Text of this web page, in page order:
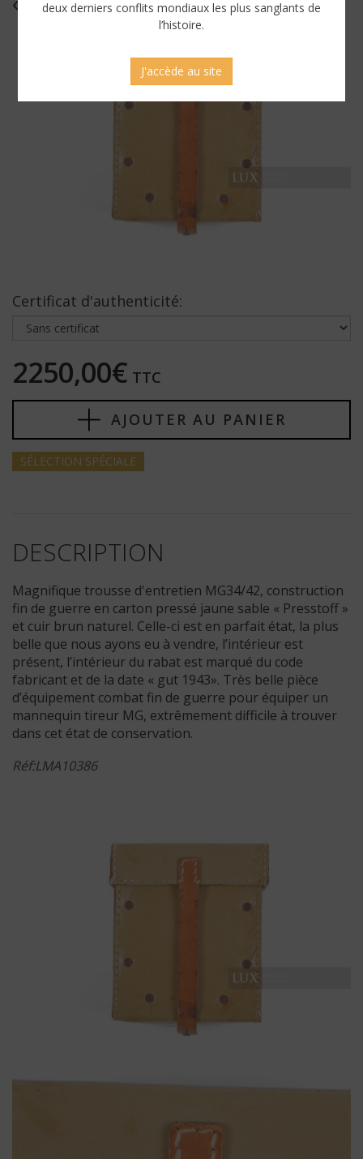
Certificat d'authenticité:
2250,00€ TTC
AJOUTER AU PANIER
SÉLECTION SPÉCIALE
DESCRIPTION
Magnifique trousse d'entretien MG34/42, construction
fin de guerre en carton pressé jaune sable « Presstoff »
et cuir brun naturel. Celle-ci est en parfait état, la plus
belle que nous ayons eu à vendre, l’intérieur est
présent, l’intérieur du rabat est marqué du code
fabricant et de la date « gut 1943». Très belle pièce
d’équipement combat fin de guerre pour équiper un
mannequin tireur MG, extrêmement difficile à trouver
dans cet état de conservation.
Réf:LMA10386
deux derniers conflits mondiaux les plus sanglants de
l’histoire.
J'accède au site